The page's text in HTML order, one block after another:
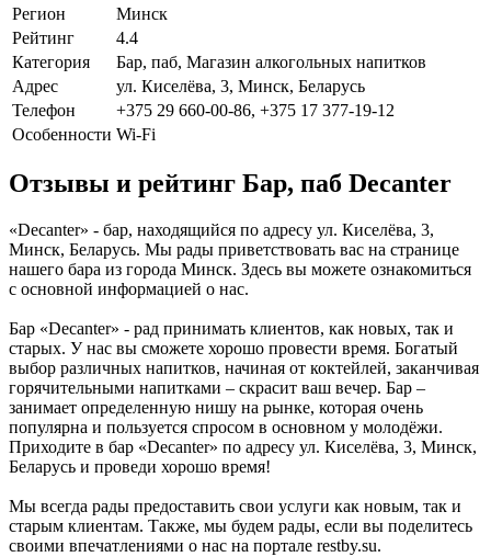
Регион
Минск
Рейтинг
4.4
Категория
Бар, паб, Магазин алкогольных напитков
Адрес
ул. Киселёва, 3, Минск, Беларусь
Телефон
+375 29 660-00-86, +375 17 377-19-12
Особенности Wi-Fi
Отзывы и рейтинг Бар, паб Decanter
«Decanter» - бар, находящийся по адресу ул. Киселёва, 3,
Минск, Беларусь. Мы рады приветствовать вас на странице
нашего бара из города Минск. Здесь вы можете ознакомиться
с основной информацией о нас.
Бар «Decanter» - рад принимать клиентов, как новых, так и
старых. У нас вы сможете хорошо провести время. Богатый
выбор различных напитков, начиная от коктейлей, заканчивая
горячительными напитками – скрасит ваш вечер. Бар –
занимает определенную нишу на рынке, которая очень
популярна и пользуется спросом в основном у молодёжи.
Приходите в бар «Decanter» по адресу ул. Киселёва, 3, Минск,
Беларусь и проведи хорошо время!
Мы всегда рады предоставить свои услуги как новым, так и
старым клиентам. Также, мы будем рады, если вы поделитесь
своими впечатлениями о нас на портале restby.su.